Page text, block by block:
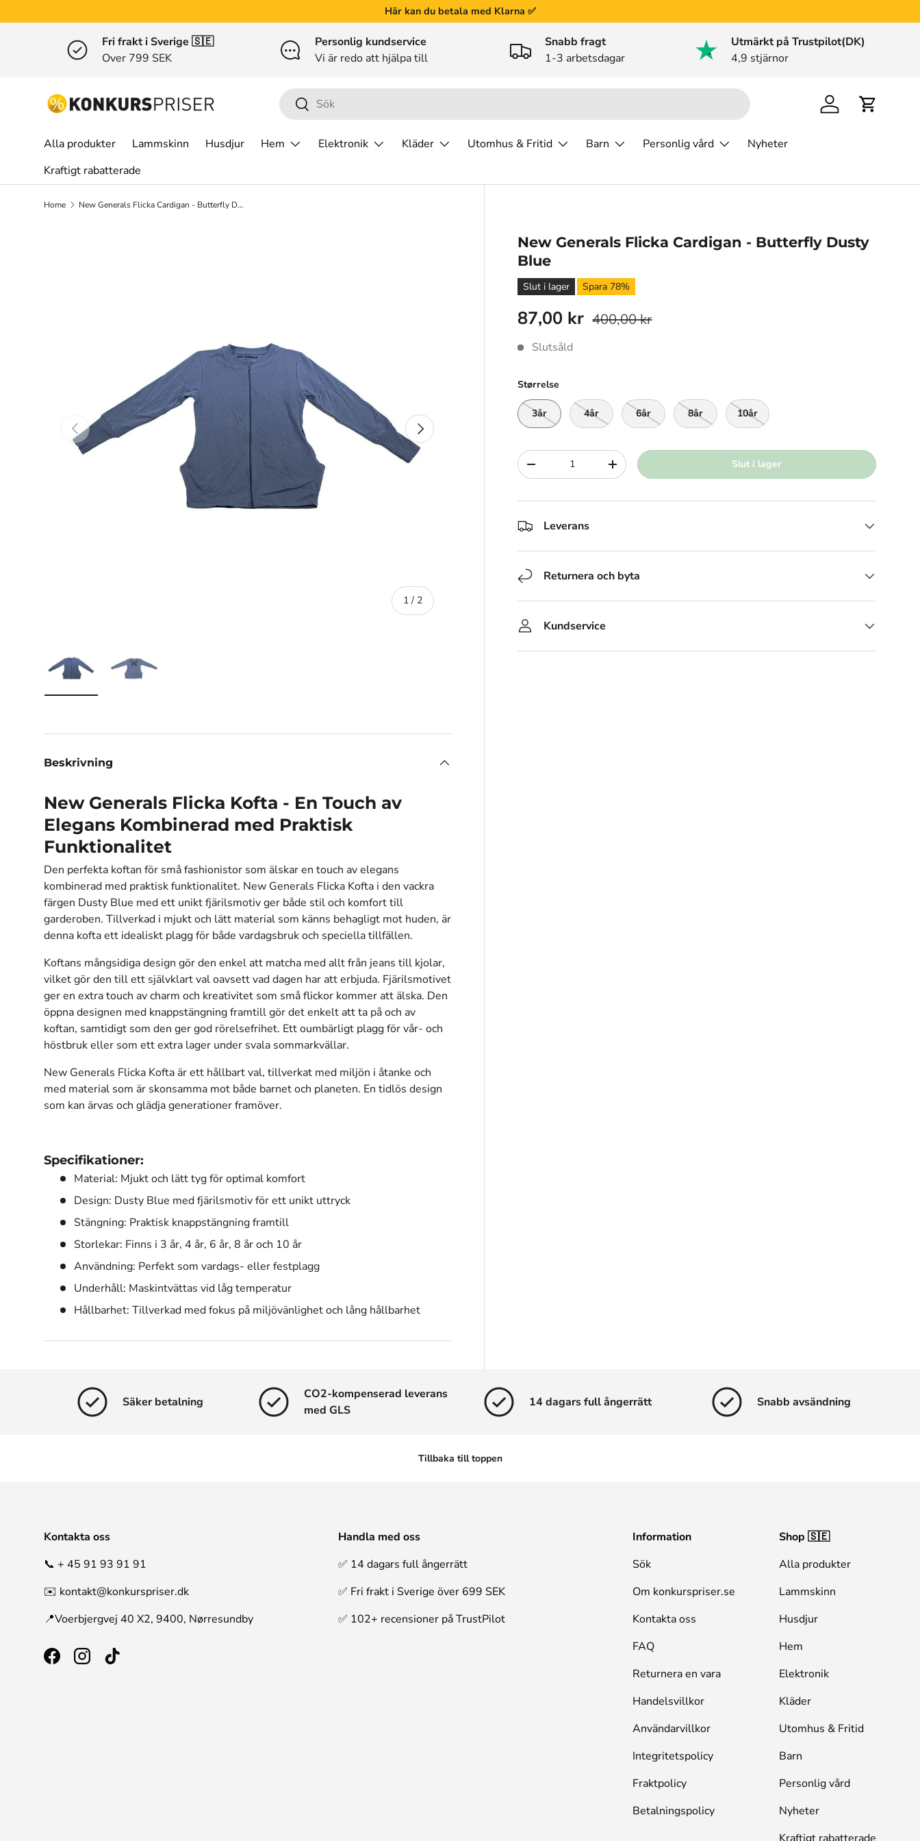
Gå till innehållet
Här kan du betala med Klarna ✅
Fri frakt i Sverige 🇸🇪
Over 799 SEK
Personlig kundservice
Vi är redo att hjälpa till
Snabb fragt
1-3 arbetsdagar
Utmärkt på Trustpilot(DK)
4,9 stjärnor
Sök
Sök Logga inVarukorg
Alla produkter Lammskinn Husdjur Hem Elektronik Kläder Utomhus & Fritid Barn Personlig vård
Nyheter
Kraftigt rabatterade
Home New Generals Flicka Cardigan - Butterfly Dusty Blue
Tidigare
1 / av
2
Nästa
New Generals Flicka Cardigan - Butterfly Dusty
Blue
Slut i lager Spara 78%
87,00 kr 400,00 kr
Slutsåld
Størrelse
3år 4år 6år 8år 10år
Siffra
-
+ Slut i lager
Leverans
Returnera och byta
Kundservice
Beskrivning
New Generals Flicka Kofta - En Touch av
Elegans Kombinerad med Praktisk
Funktionalitet
Den perfekta koftan för små fashionistor som älskar en touch av elegans
kombinerad med praktisk funktionalitet. New Generals Flicka Kofta i den vackra
färgen Dusty Blue med ett unikt fjärilsmotiv ger både stil och komfort till
garderoben. Tillverkad i mjukt och lätt material som känns behagligt mot huden, är
denna kofta ett idealiskt plagg för både vardagsbruk och speciella tillfällen.
Koftans mångsidiga design gör den enkel att matcha med allt från jeans till kjolar,
vilket gör den till ett självklart val oavsett vad dagen har att erbjuda. Fjärilsmotivet
ger en extra touch av charm och kreativitet som små flickor kommer att älska. Den
öppna designen med knappstängning framtill gör det enkelt att ta på och av
koftan, samtidigt som den ger god rörelsefrihet. Ett oumbärligt plagg för vår- och
höstbruk eller som ett extra lager under svala sommarkvällar.
New Generals Flicka Kofta är ett hållbart val, tillverkat med miljön i åtanke och
med material som är skonsamma mot både barnet och planeten. En tidlös design
som kan ärvas och glädja generationer framöver.
Specifikationer:
Material: Mjukt och lätt tyg för optimal komfort
Design: Dusty Blue med fjärilsmotiv för ett unikt uttryck
Stängning: Praktisk knappstängning framtill
Storlekar: Finns i 3 år, 4 år, 6 år, 8 år och 10 år
Användning: Perfekt som vardags- eller festplagg
Underhåll: Maskintvättas vid låg temperatur
Hållbarhet: Tillverkad med fokus på miljövänlighet och lång hållbarhet
Säker betalning
CO2-kompenserad leverans
med GLS
14 dagars full ångerrätt Snabb avsändning
Tillbaka till toppen
Kontakta oss
📞 + 45 91 93 91 91
✉️ kontakt@konkurspriser.dk
📍Voerbjergvej 40 X2, 9400, Nørresundby
FacebookInstagramTikTok
Handla med oss
✅ 14 dagars full ångerrätt
✅ Fri frakt i Sverige över 699 SEK
✅ 102+ recensioner på TrustPilot
Information
Sök
Om konkurspriser.se
Kontakta oss
FAQ
Returnera en vara
Handelsvillkor
Användarvillkor
Integritetspolicy
Fraktpolicy
Betalningspolicy
Shop 🇸🇪
Alla produkter
Lammskinn
Husdjur
Hem
Elektronik
Kläder
Utomhus & Fritid
Barn
Personlig vård
Nyheter